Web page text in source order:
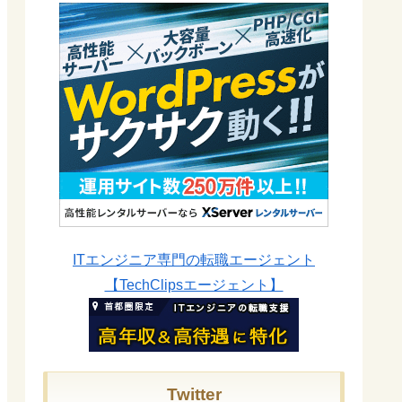
ITエンジニア専門の転職エージェント
【TechClipsエージェント】
Twitter